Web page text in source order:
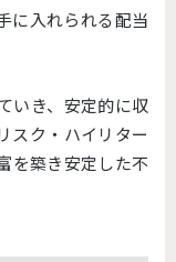
に入れられる配当
いき、安定的に収
スク・ハイリター
を築き安定した不